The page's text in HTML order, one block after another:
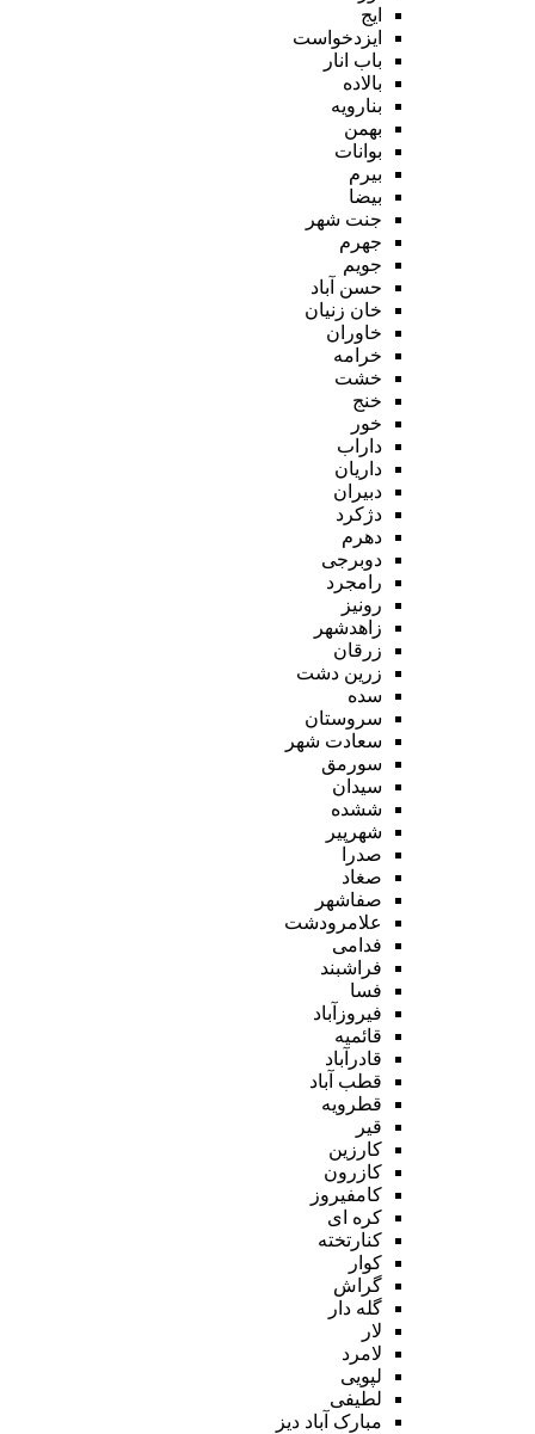
ایج
ایزدخواست
باب انار
بالاده
بنارویه
بهمن
بوانات
بیرم
بیضا
جنت شهر
جهرم
جویم
حسن آباد
خان زنیان
خاوران
خرامه
خشت
خنج
خور
داراب
داریان
دبیران
دژکرد
دهرم
دوبرجی
رامجرد
رونیز
زاهدشهر
زرقان
زرین دشت
سده
سروستان
سعادت شهر
سورمق
سیدان
ششده
شهرپیر
صدرا
صغاد
صفاشهر
علامرودشت
فدامی
فراشبند
فسا
فیروزآباد
قائمیه
قادرآباد
قطب آباد
قطرویه
قیر
کارزین
کازرون
کامفیروز
کره ای
کنارتخته
کوار
گراش
گله دار
لار
لامرد
لپویی
لطیفی
مبارک آباد دیز